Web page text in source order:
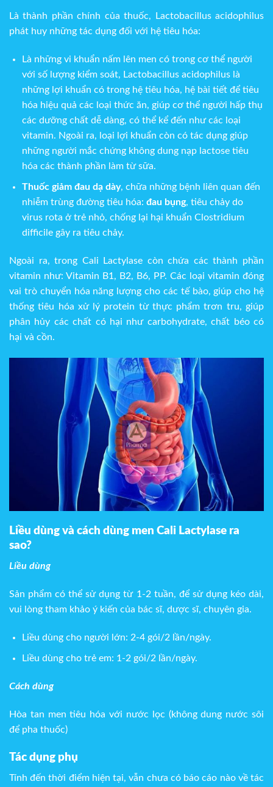
Là thành phần chính của thuốc, Lactobacillus acidophilus
phát huy những tác dụng đối với hệ tiêu hóa:
Là những vi khuẩn nấm lên men có trong cơ thể người
với số lượng kiểm soát, Lactobacillus acidophilus là
những lợi khuẩn có trong hệ tiêu hóa, hệ bài tiết để tiêu
hóa hiệu quả các loại thức ăn, giúp cơ thể người hấp thụ
các dưỡng chất dễ dàng, có thể kể đến như các loại
vitamin. Ngoài ra, loại lợi khuẩn còn có tác dụng giúp
những người mắc chứng không dung nạp lactose tiêu
hóa các thành phần làm từ sữa.
Thuốc giảm đau dạ dày, chữa những bệnh liên quan đến
nhiễm trùng đường tiêu hóa: đau bụng, tiêu chảy do
virus rota ở trẻ nhỏ, chống lại hại khuẩn Clostridium
difficile gây ra tiêu chảy.
Ngoài ra, trong Cali Lactylase còn chứa các thành phần
vitamin như: Vitamin B1, B2, B6, PP. Các loại vitamin đóng
vai trò chuyển hóa năng lượng cho các tế bào, giúp cho hệ
thống tiêu hóa xử lý protein từ thực phẩm trơn tru, giúp
phân hủy các chất có hại như carbohydrate, chất béo có
hại và cồn.
Liều dùng và cách dùng men Cali Lactylase ra
sao?
Liều dùng
Sản phẩm có thể sử dụng từ 1-2 tuần, để sử dụng kéo dài,
vui lòng tham khảo ý kiến của bác sĩ, dược sĩ, chuyên gia.
Liều dùng cho người lớn: 2-4 gói/2 lần/ngày.
Liều dùng cho trẻ em: 1-2 gói/2 lần/ngày.
Cách dùng
Hòa tan men tiêu hóa với nước lọc (không dung nước sôi
để pha thuốc)
Tác dụng phụ
Tính đến thời điểm hiện tại, vẫn chưa có báo cáo nào về tác